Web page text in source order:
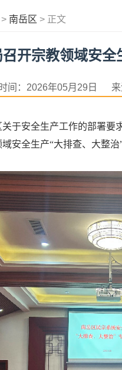
> 南岳区 > 正文
开宗教领域安
间：2026年05月29日
于安全生产工作的部署
安全生产“大排查、大整